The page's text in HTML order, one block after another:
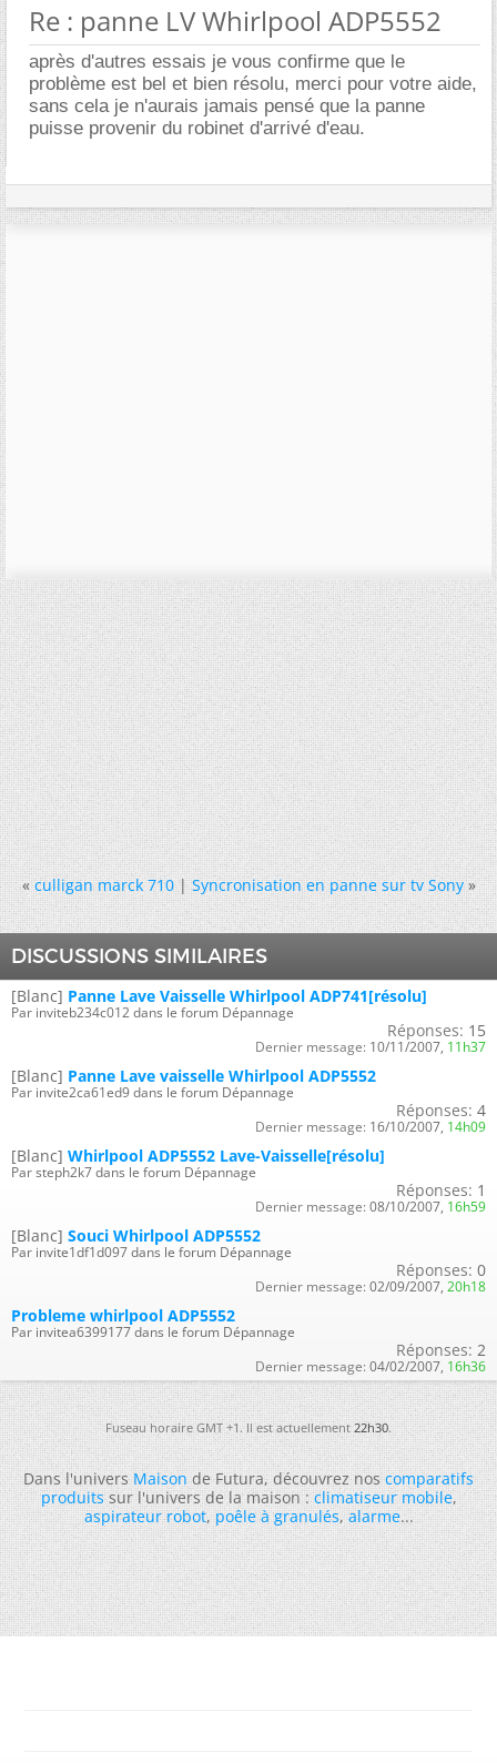
Re : panne LV Whirlpool ADP5552
après d'autres essais je vous confirme que le
problème est bel et bien résolu, merci pour votre aide,
sans cela je n'aurais jamais pensé que la panne
puisse provenir du robinet d'arrivé d'eau.
« culligan marck 710|Syncronisation en panne sur tv Sony »
DISCUSSIONS SIMILAIRES
[Blanc] Panne Lave Vaisselle Whirlpool ADP741[résolu]
Par inviteb234c012 dans le forum Dépannage
Réponses: 15
Dernier message: 10/11/2007, 11h37
[Blanc] Panne Lave vaisselle Whirlpool ADP5552
Par invite2ca61ed9 dans le forum Dépannage
Réponses: 4
Dernier message: 16/10/2007, 14h09
[Blanc] Whirlpool ADP5552 Lave-Vaisselle[résolu]
Par steph2k7 dans le forum Dépannage
Réponses: 1
Dernier message: 08/10/2007, 16h59
[Blanc] Souci Whirlpool ADP5552
Par invite1df1d097 dans le forum Dépannage
Réponses: 0
Dernier message: 02/09/2007, 20h18
Probleme whirlpool ADP5552
Par invitea6399177 dans le forum Dépannage
Réponses: 2
Dernier message: 04/02/2007, 16h36
Fuseau horaire GMT +1. Il est actuellement22h30.
Dans l'universMaisonde Futura, découvrez noscomparatifs
produitssur l'univers de la maison :climatiseur mobile,
aspirateur robot,poêle à granulés,alarme...